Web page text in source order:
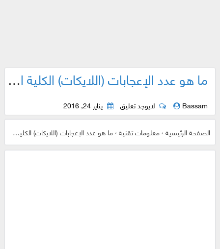
ما هو عدد الإعجابات (اللايكات) الكلية التي قمت بها في الفيسبوك منذ انضمامك اليه إلى الآن ؟
Bassam لايوجد تعليق يناير 24, 2016
الصفحة الرئيسية›معلومات تقنية›ما هو عدد الإعجابات (اللايكات) الكلية التي قمت بها في الفيسبوك منذ انضمامك اليه إلى الآن ؟